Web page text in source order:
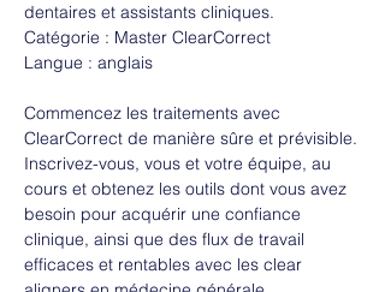
dentaires et assistants cliniques.
Catégorie : Master ClearCorrect
Langue : anglais
Commencez les traitements avec
ClearCorrect de manière sûre et prévisible.
Inscrivez-vous, vous et votre équipe, au
cours et obtenez les outils dont vous avez
besoin pour acquérir une confiance
clinique, ainsi que des flux de travail
efficaces et rentables avec les clear